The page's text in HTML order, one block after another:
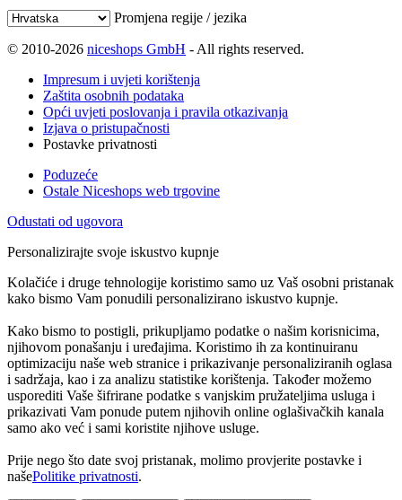
Promjena regije / jezika
© 2010-2026 niceshops GmbH - All rights reserved.
Impresum i uvjeti korištenja
Zaštita osobnih podataka
Opći uvjeti poslovanja i pravila otkazivanja
Izjava o pristupačnosti
Postavke privatnosti
Poduzeće
Ostale Niceshops web trgovine
Odustati od ugovora
Personalizirajte svoje iskustvo kupnje
Kolačiće i druge tehnologije koristimo samo uz Vaš osobni pristanak
kako bismo Vam ponudili personalizirano iskustvo kupnje.
Kako bismo to postigli, prikupljamo podatke o našim korisnicima,
njihovom ponašanju i uređajima. Koristimo ih za kontinuiranu
optimizaciju naše web stranice i prikazivanje personaliziranih oglasa
i sadržaja, kao i za analizu statistike korištenja. Također možemo
usporediti Vaše šifrirane podatke s vanjskim pružateljima usluga i
prikazivati Vam ponude putem njihovih online oglašivačkih kanala
samo ako već i sami koristite njihove usluge.
Prije nego što date svoj pristanak, molimo provjerite postavke i
našePolitike privatnosti.